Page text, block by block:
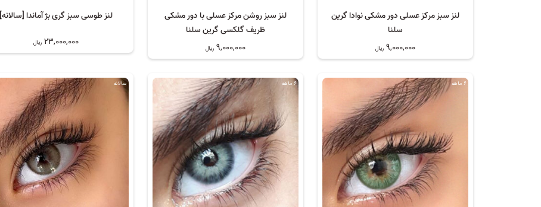
لنز سبز مرکز عسلی دور مشکی نوادا گرین
سلنا
9,000,000 ریال
لنز سبز روشن مرکز عسلی با دور مشکی
ظریف گلکسی گرین سلنا
9,000,000 ریال
لنز طوسی سبز گری بژ آماندا [سالانه]
23,000,000 ریال
6 ماهه 6 ماهه سالانه